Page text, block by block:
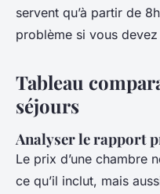
servent qu’à partir de
problème si vous
Tableau
séjours
Analyser le rapport
Le prix d’une chambre
ce qu’il inclut, mais